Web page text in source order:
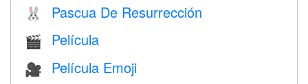
🐰 Pascua De Resurrección
🎬 Película
🎥 Película Emoji